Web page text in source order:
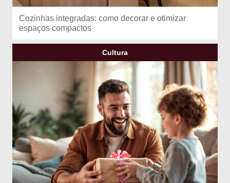
Cozinhas integradas: como decorar e otimizar
espaços compactos
Cultura